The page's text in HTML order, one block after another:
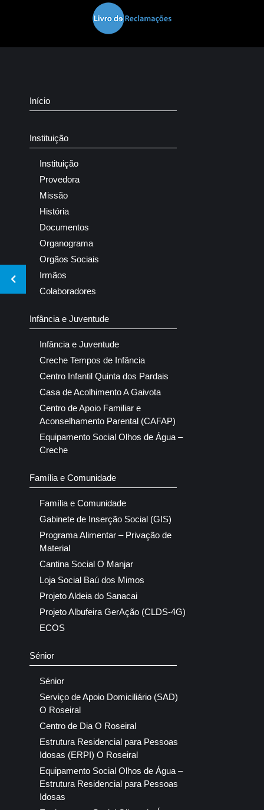
Início
Instituição
Instituição
Provedora
Missão
História
Documentos
Organograma
Orgãos Sociais
Irmãos
Colaboradores
Infância e Juventude
Infância e Juventude
Creche Tempos de Infância
Centro Infantil Quinta dos Pardais
Casa de Acolhimento A Gaivota
Centro de Apoio Familiar e
Aconselhamento Parental (CAFAP)
Equipamento Social Olhos de Água –
Creche
Família e Comunidade
Família e Comunidade
Gabinete de Inserção Social (GIS)
Programa Alimentar – Privação de
Material
Cantina Social O Manjar
Loja Social Baú dos Mimos
Projeto Aldeia do Sanacai
Projeto Albufeira GerAção (CLDS-4G)
ECOS
Sénior
Sénior
Serviço de Apoio Domiciliário (SAD)
O Roseiral
Centro de Dia O Roseiral
Estrutura Residencial para Pessoas
Idosas (ERPI) O Roseiral
Equipamento Social Olhos de Água –
Estrutura Residencial para Pessoas
Idosas